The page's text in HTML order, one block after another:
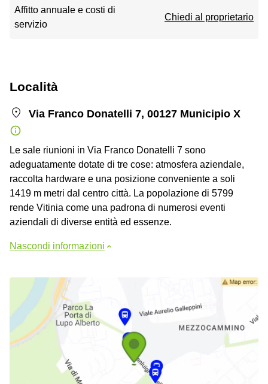
Affitto annuale e costi di
servizio
Chiedi al proprietario
Località
Via Franco Donatelli 7, 00127 Municipio X
Le sale riunioni in Via Franco Donatelli 7 sono
adeguatamente dotate di tre cose: atmosfera aziendale,
raccolta hardware e una posizione conveniente a soli
1419 m metri dal centro città. La popolazione di 5799
rende Vitinia come una padrona di numerosi eventi
aziendali di diverse entità ed essenze.
Nascondi informazioni